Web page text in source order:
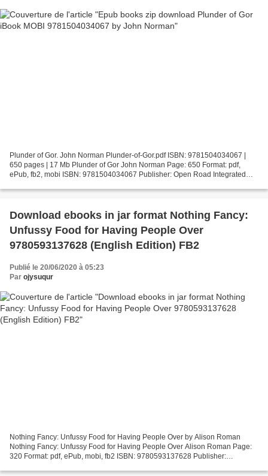
Plunder of Gor. John Norman Plunder-of-Gor.pdf ISBN: 9781504034067 |
650 pages | 17 Mb Plunder of Gor John Norman Page: 650 Format: pdf,
ePub, fb2, mobi ISBN: 9781504034067 Publisher: Open Road Integrated
Download ebooks in jar format Nothing Fancy:
Unfussy Food for Having People Over
9780593137628 (English Edition) FB2
Publié le 20/06/2020 à 05:23
Par ojysuqur
Nothing Fancy: Unfussy Food for Having People Over by Alison Roman
Nothing Fancy: Unfussy Food for Having People Over Alison Roman Page:
320 Format: pdf, ePub, mobi, fb2 ISBN: 9780593137628 Publisher: